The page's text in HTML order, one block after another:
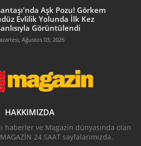
Aşk Pozu! Görkem
Evlilik Yolunda İlk Kez
Görüntülendi
Ağustos 03, 2026
HAKKIMIZDA
haberler ve Magazin dünyasında olan
24 SAAT sayfalarımızda.